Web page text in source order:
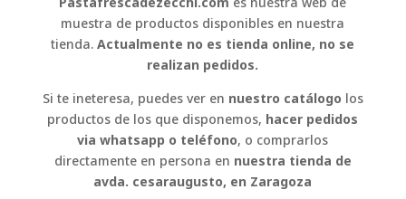
muestra de productos disponibles en nuestra
tienda.Actualmente no es tienda online, no se
realizan pedidos.
Si te ineteresa, puedes ver en nuestro catálogo los
productos de los que disponemos, hacer pedidos
via whatsapp o teléfono, o comprarlos
directamente en persona en nuestra tienda de
avda. cesaraugusto, en Zaragoza